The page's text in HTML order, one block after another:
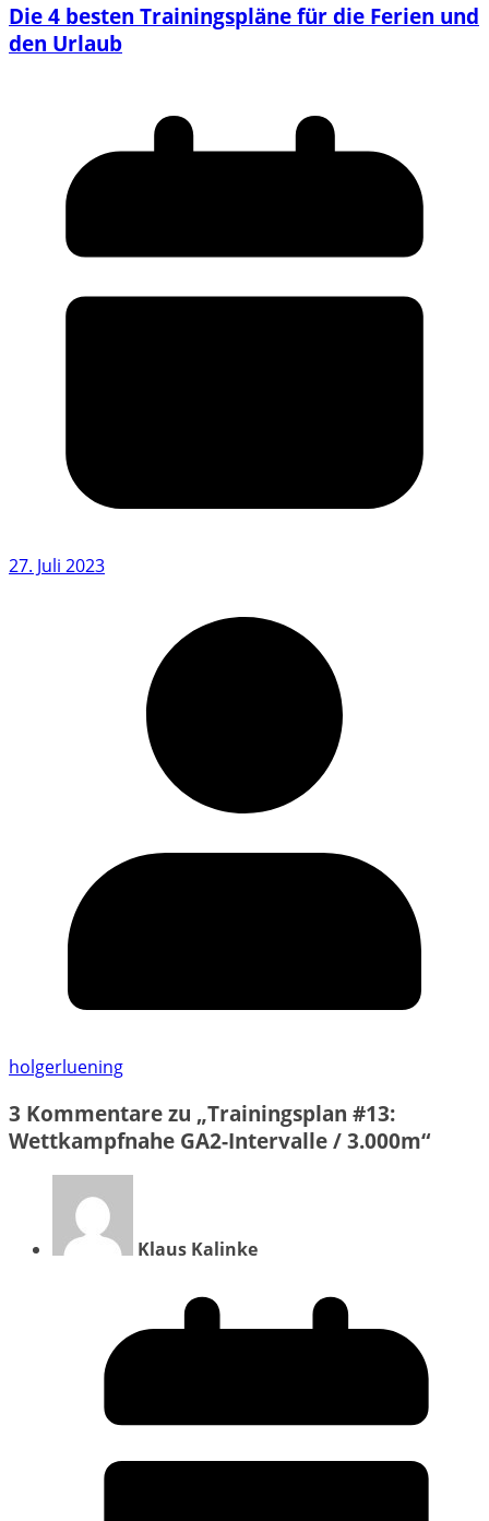
Die 4 besten Trainingspläne für die Ferien und
den Urlaub
27. Juli 2023
holgerluening
3 Kommentare zu „Trainingsplan #13:
Wettkampfnahe GA2-Intervalle / 3.000m“
Klaus Kalinke